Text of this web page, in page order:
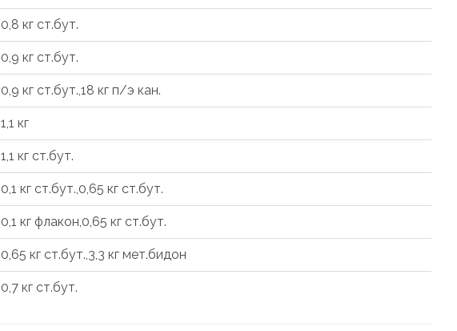
0,8 кг ст.бут.
0,9 кг ст.бут.
0,9 кг ст.бут.,18 кг п/э кан.
1,1 кг
1,1 кг ст.бут.
0,1 кг ст.бут.,0,65 кг ст.бут.
0,1 кг флакон,0,65 кг ст.бут.
0,65 кг ст.бут.,3,3 кг мет.бидон
0,7 кг ст.бут.